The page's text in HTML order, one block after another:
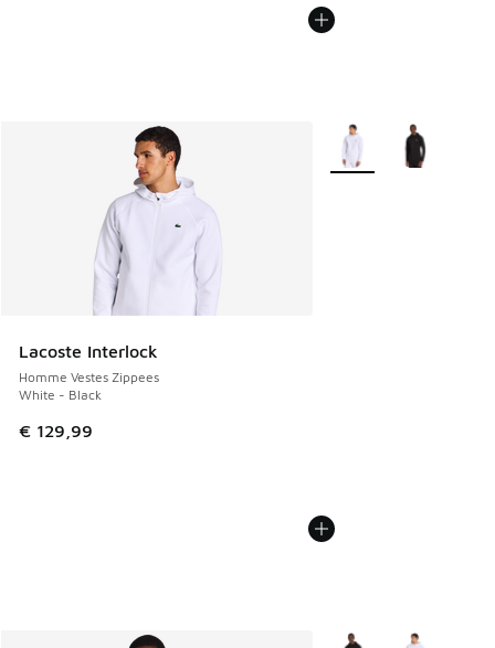
Lacoste Interlock
Homme Vestes Zippees
White - Black
€ 129,99
Plus de couleurs